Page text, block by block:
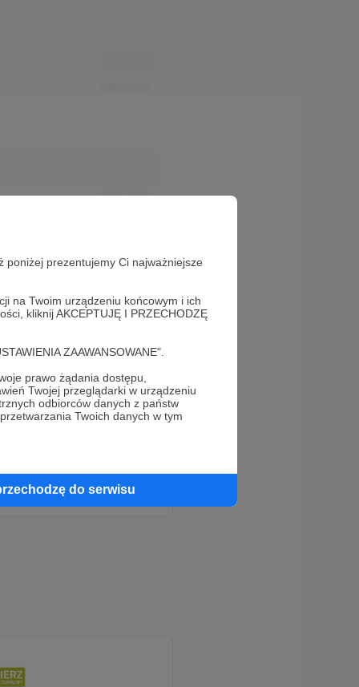
poniżej prezentujemy Ci najważniejsze
na Twoim urządzeniu końcowym i ich
kliknij AKCEPTUJĘ I PRZECHODZĘ
ZAAWANSOWANE".
prawo żądania dostępu,
Twojej przeglądarki w urządzeniu
odbiorców danych z państw
Twoich danych w tym
do serwisu
Odpowiedz